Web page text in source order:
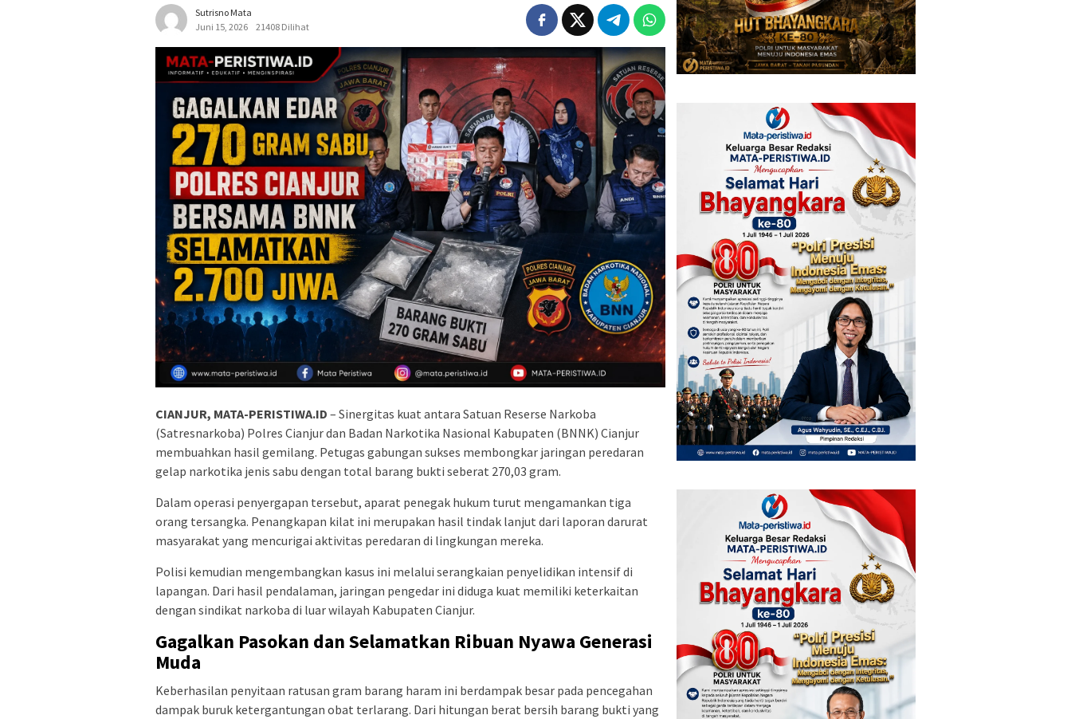
Sutrisno Mata
Juni 15, 2026
21408 Dilihat
CIANJUR, MATA-PERISTIWA.ID – Sinergitas kuat antara Satuan Reserse Narkoba
(Satresnarkoba) Polres Cianjur dan Badan Narkotika Nasional Kabupaten (BNNK) Cianjur
membuahkan hasil gemilang. Petugas gabungan sukses membongkar jaringan peredaran
gelap narkotika jenis sabu dengan total barang bukti seberat 270,03 gram.
Dalam operasi penyergapan tersebut, aparat penegak hukum turut mengamankan tiga
orang tersangka. Penangkapan kilat ini merupakan hasil tindak lanjut dari laporan darurat
masyarakat yang mencurigai aktivitas peredaran di lingkungan mereka.
Polisi kemudian mengembangkan kasus ini melalui serangkaian penyelidikan intensif di
lapangan. Dari hasil pendalaman, jaringan pengedar ini diduga kuat memiliki keterkaitan
dengan sindikat narkoba di luar wilayah Kabupaten Cianjur.
Gagalkan Pasokan dan Selamatkan Ribuan Nyawa Generasi
Muda
Keberhasilan penyitaan ratusan gram barang haram ini berdampak besar pada pencegahan
dampak buruk ketergantungan obat terlarang. Dari hitungan berat bersih barang bukti yang